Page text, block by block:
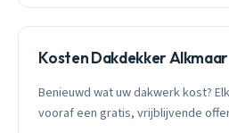
Kosten Dakdekker Alkmaar
Benieuwd wat uw dakwerk kost?
vooraf een gratis, vrijblijvende